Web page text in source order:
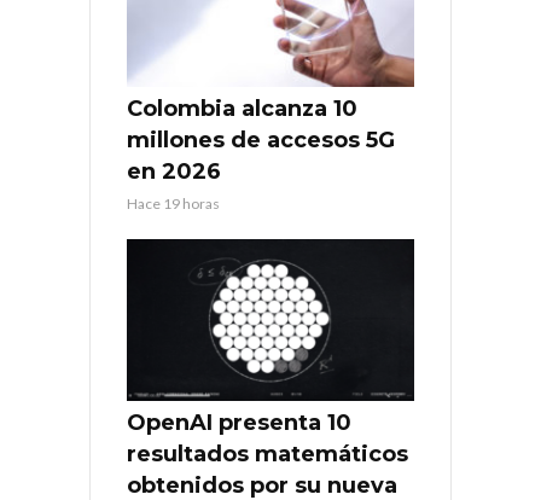
Colombia alcanza 10
millones de accesos 5G
en 2026
Hace 19 horas
OpenAI presenta 10
resultados matemáticos
obtenidos por su nueva